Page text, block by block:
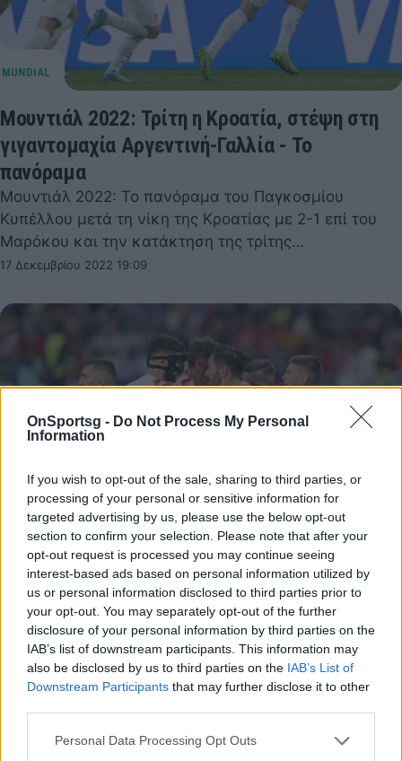
OnSportsg - Do Not Process My Personal
Information
If you wish to opt-out of the sale, sharing to third parties, or
processing of your personal or sensitive information for
targeted advertising by us, please use the below opt-out
section to confirm your selection. Please note that after your
opt-out request is processed you may continue seeing
interest-based ads based on personal information utilized by
us or personal information disclosed to third parties prior to
your opt-out. You may separately opt-out of the further
disclosure of your personal information by third parties on the
IAB’s list of downstream participants. This information may
also be disclosed by us to third parties on the IAB’s List of
Downstream Participants that may further disclose it to other
Personal Data Processing Opt Outs
Μουντιάλ 2022: Τρίτη η Κροατία, στέψη στη
γιγαντομαχία Αργεντινή-Γαλλία - Το
πανόραμα
Μουντιάλ 2022: Το πανόραμα του Παγκοσμίου
Κυπέλλου μετά τη νίκη της Κροατίας με 2-1 επί του
Μαρόκου και την κατάκτηση της τρίτης…
17 Δεκεμβρίου 2022 19:09
Μουντιάλ 2022 - Κροατία-Μαρόκο 2-1:
Έγραψε ιστορία η παρέα του Μόντριτς
(vids+pics)
Μουντιάλ 2022: Η Κροατία νίκησε 2-1 το εκπληκτικό
Μαρόκο και κατέκτησε για δεύτερη φορά την τρίτη
θέση σε Παγκόσμιο Κύπελλο, μετά την…